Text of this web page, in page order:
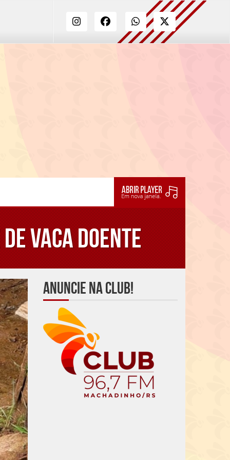
vaca doente
Anuncie na Club!